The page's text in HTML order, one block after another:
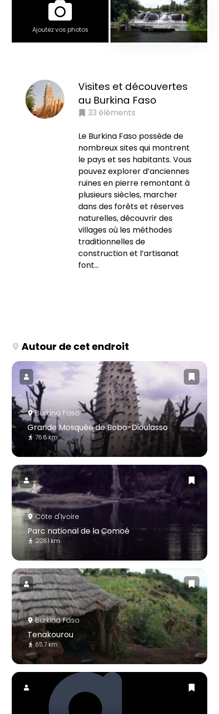
Ajoutez vos photos
Visites et découvertes
au Burkina Faso
33 éléments
Le Burkina Faso possède de
nombreux sites qui montrent
le pays et ses habitants. Vous
pouvez explorer d’anciennes
ruines en pierre remontant à
plusieurs siècles, marcher
dans des forêts et réserves
naturelles, découvrir des
villages où les méthodes
traditionnelles de
construction et l’artisanat
font...
Autour de cet endroit
Burkina Faso
Grande Mosquée de Bobo-Dioulasso
76.6 km
Côte d'Ivoire
Parc national de la Comoé
208.1 km
Burkina Faso
Tenakourou
65.7 km